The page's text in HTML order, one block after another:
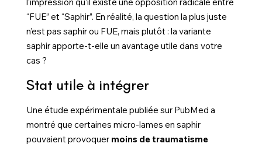
“FUE” et “Saphir”. En réalité, la question la plus juste
n’est pas saphir ou FUE, mais plutôt : la variante
saphir apporte-t-elle un avantage utile dans votre
cas ?
Stat utile à intégrer
Une étude expérimentale publiée sur PubMed a
montré que certaines micro-lames en saphir
pouvaient provoquer moins de traumatisme